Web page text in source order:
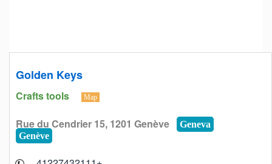
Golden Keys
Crafts tools Map
Rue du Cendrier 15, 1201 Genève
Geneva
Genève